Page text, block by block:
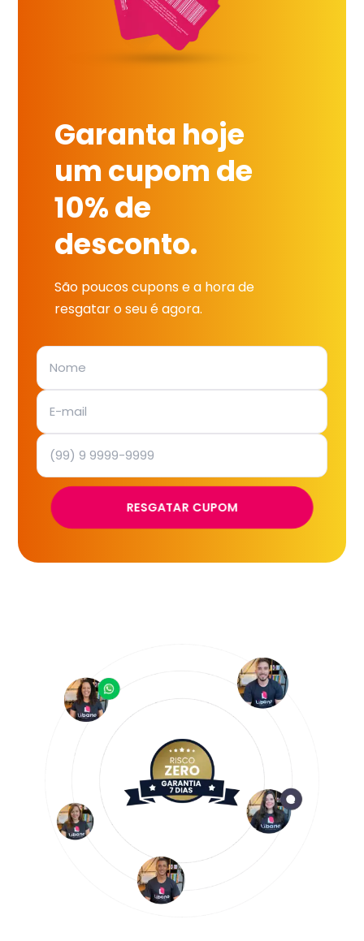
Garanta hoje
um cupom de
10% de
desconto.
São poucos cupons e a hora de
resgatar o seu é agora.
RESGATAR CUPOM